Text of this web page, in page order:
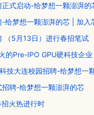
式启动-给梦想一颗澎湃的
给梦想一颗澎湃的芯 | 加入
（5月13日）进行春招笔试
的Pre-IPO GPU硬科技企
技大连校园招聘-给梦想一
聘-给梦想一颗澎湃的芯
火热进行时